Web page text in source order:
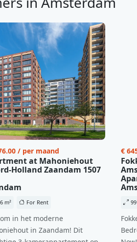
/ per maand
at Mahoniehout
Holland Zaandam 1507
m² For Rent
in het moderne
in Zaandam! Dit
€